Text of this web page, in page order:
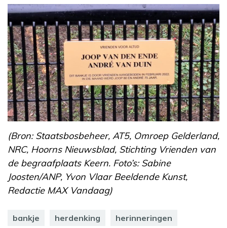
(Bron: Staatsbosbeheer, AT5, Omroep Gelderland,
NRC, Hoorns Nieuwsblad, Stichting Vrienden van
de begraafplaats Keern. Foto’s: Sabine
Joosten/ANP, Yvon Vlaar Beeldende Kunst,
Redactie MAX Vandaag)
bankje herdenking herinneringen